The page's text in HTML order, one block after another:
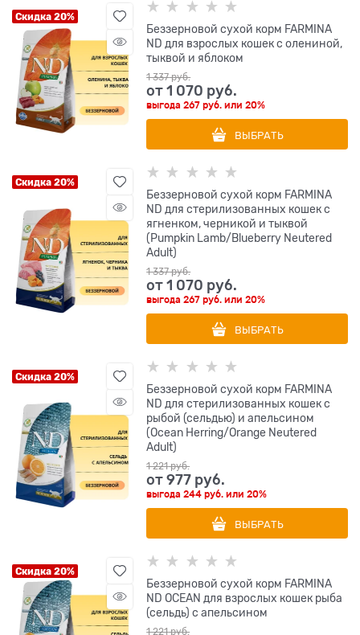
Скидка 20%
Беззерновой cухой корм FARMINA
ND для взрослых кошек с олениной,
тыквой и яблоком
1 337 руб.
от1 070 руб.
выгода267 руб. или20%
ВЫБРАТЬ
Скидка 20%
Беззерновой cухой корм FARMINA
ND для стерилизованных кошек с
ягненком, черникой и тыквой
(Pumpkin Lamb/Blueberry Neutered
Adult)
1 337 руб.
от1 070 руб.
выгода267 руб. или20%
ВЫБРАТЬ
Скидка 20%
Беззерновой cухой корм FARMINA
ND для стерилизованных кошек с
рыбой (сельдью) и апельсином
(Ocean Herring/Orange Neutered
Adult)
1 221 руб.
от977 руб.
выгода244 руб. или20%
ВЫБРАТЬ
Скидка 20%
Беззерновой cухой корм FARMINA
ND OCEAN для взрослых кошек рыба
(сельдь) с апельсином
1 221 руб.